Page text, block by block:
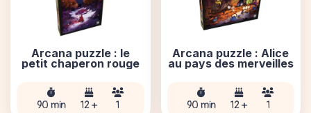
Arcana puzzle : le
petit chaperon rouge
90 min 12 + 1
Arcana puzzle : Alice
au pays des merveilles
90 min 12 + 1